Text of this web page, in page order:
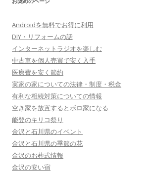
Androidを無料でお得に利用
DIY・リフォームの話
インターネットラジオを楽しむ
中古車を個人売買で安く入手
医療費を安く節約
実家の家についての法律・制度・税金
有利な相続対策についての情報
空き家を放置するとボロ家になる
能登のキリコ祭り
金沢と石川県のイベント
金沢と石川県の季節の花
金沢のお葬式情報
金沢の安い宿